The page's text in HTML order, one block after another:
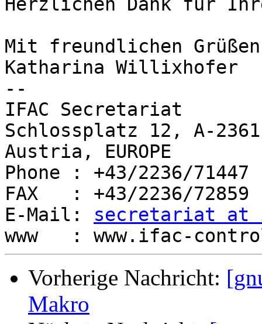
Herzlichen Dank für
Mit freundlichen Grüßen
Katharina Willixhofer
--
IFAC Secretariat
Schlossplatz 12, A-
Austria, EUROPE
Phone : +43/2236/71447
FAX   : +43/2236/72859
E-Mail: secretariat at
Vorherige Nachricht:
Makro